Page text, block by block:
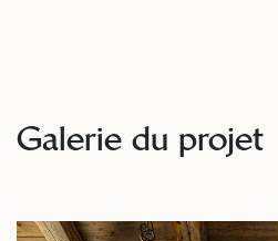
Galerie du projet